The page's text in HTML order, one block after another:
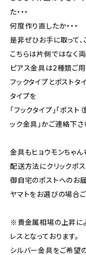
た・・・
何度作り直したか・・・
是非ぜひお手に取って
こちらは片側ではなく両
ピアス金具は2種類ご用
フックタイプとポスト
タイプを
「フックタイプ」「ポス
ック金具」かご連絡下さ
金具もヒョウモンちゃん
配送方法にクリックポ
御自宅のポストへのお
ヤマトをお選びの場合
※貴金属相場の上昇に
レスとなっております。
シルバー金具をご希望